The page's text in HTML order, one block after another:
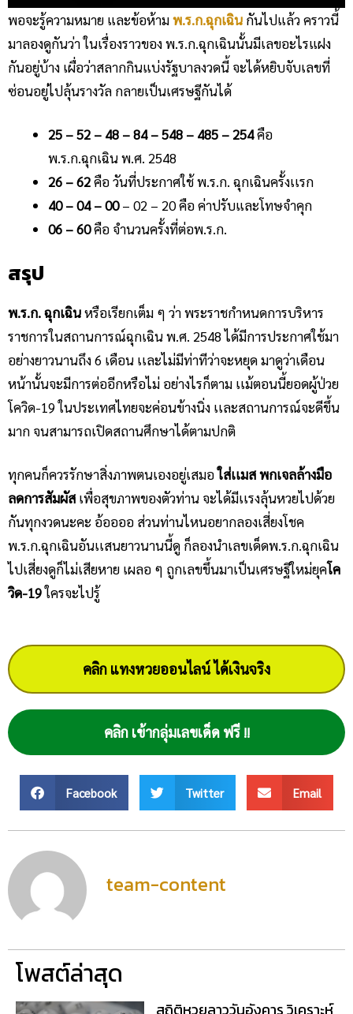
พอจะรู้ความหมาย และข้อห้ามพ.ร.ก.ฉุกเฉิน กันไปแล้ว คราวนี้
มาลองดูกันว่า ในเรื่องราวของ พ.ร.ก.ฉุกเฉินนั้นมีเลขอะไรแฝง
กันอยู่บ้าง เผื่อว่าสลากกินแบ่งรัฐบาลงวดนี้ จะได้หยิบจับเลขที่
ซ่อนอยู่ไปลุ้นรางวัล กลายเป็นเศรษฐีกันได้
25 – 52 – 48 – 84 – 548 – 485 – 254คือ
พ.ร.ก.ฉุกเฉิน พ.ศ. 2548
26 – 62คือ วันที่ประกาศใช้ พ.ร.ก. ฉุกเฉินครั้งเเรก
40 – 04 – 00– 02 – 20 คือ ค่าปรับและโทษจำคุก
06 – 60คือ จำนวนครั้งที่ต่อพ.ร.ก.
สรุป
พ.ร.ก. ฉุกเฉินหรือเรียกเต็ม ๆ ว่า พระราชกำหนดการบริหาร
ราชการในสถานการณ์ฉุกเฉิน พ.ศ. 2548 ได้มีการประกาศใช้มา
อย่างยาวนานถึง 6 เดือน เเละไม่มีท่าทีว่าจะหยุด มาดูว่าเดือน
หน้านั้นจะมีการต่ออีกหรือไม่ อย่างไรก็ตาม เเม้ตอนนี้ยอดผู้ป่วย
โควิด-19 ในประเทศไทยจะค่อนข้างนิ่ง เเละสถานการณ์จะดีขึ้น
มาก จนสามารถเปิดสถานศึกษาได้ตามปกติ
ทุกคนก็ควรรักษาสิ่งภาพตนเองอยู่เสมอใส่เเมส พกเจลล้างมือ
ลดการสัมผัสเพื่อสุขภาพของตัวท่าน จะได้มีเเรงลุ้นหวยไปด้วย
กันทุกงวดนะคะ อ้ออออ ส่วนท่านไหนอยากลองเสี่ยงโชค
พ.ร.ก.ฉุกเฉินอันเเสนยาวนานนี้ดู ก็ลองนำเลขเด็ดพ.ร.ก.ฉุกเฉิน
ไปเสี่ยงดูก็ไม่เสียหาย เผลอ ๆ ถูกเลขขึ้นมาเป็นเศรษฐีใหม่ยุคโค
วิด-19ใครจะไปรู้
คลิก แทงหวยออนไลน์ ได้เงินจริง
คลิก เข้ากลุ่มเลขเด็ด ฟรี !!
Facebook Twitter Email
team-content
โพสต์ล่าสุด
สถิติหวยลาววันอังคาร วิเคราะห์